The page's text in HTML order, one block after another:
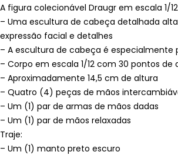
A figura colecionável Draugr em escala 1/
– Uma escultura de cabeça detalhada
expressão facial e detalhes
– A escultura de cabeça é especialmente
– Corpo em escala 1/12 com 30 pontos de
– Aproximadamente 14,5 cm de altura
– Quatro (4) peças de mãos
– Um (1) par de armas de mãos dadas
– Um (1) par de mãos relaxadas
Traje:
– Um (1) manto preto escuro